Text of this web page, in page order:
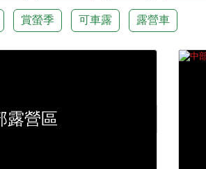
賞螢季 可車露 露營車
露營區